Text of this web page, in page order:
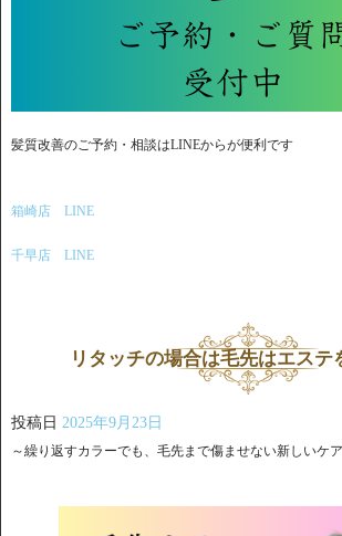
髪質改善のご予約・相談はLINEからが便利です
箱崎店 LINE
千早店 LINE
リタッチの場合は毛先はエステ
投稿日 2025年9月23日
～繰り返すカラーでも、毛先まで傷ませない新しいケ